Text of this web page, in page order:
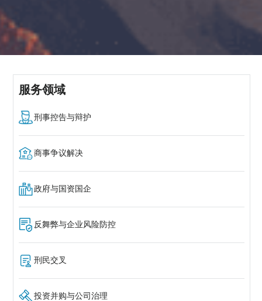
服务领域
刑事控告与辩护
商事争议解决
政府与国资国企
反舞弊与企业风险防控
刑民交叉
投资并购与公司治理